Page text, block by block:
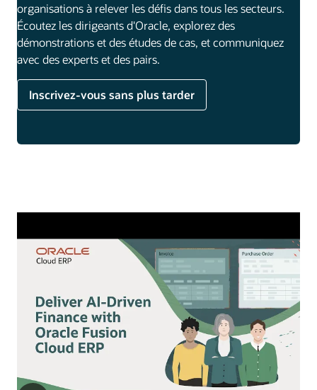
organisations à relever les défis dans tous les secteurs.
Écoutez les dirigeants d'Oracle, explorez des
démonstrations et des études de cas, et communiquez
avec des experts et des pairs.
Inscrivez-vous sans plus tarder